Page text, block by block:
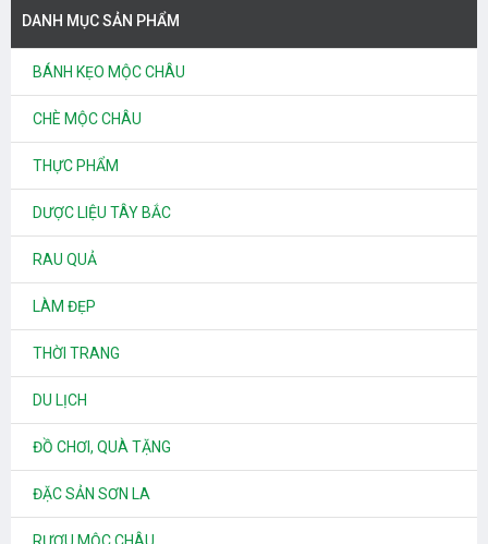
DANH MỤC SẢN PHẨM
BÁNH KẸO MỘC CHÂU
CHÈ MỘC CHÂU
THỰC PHẨM
DƯỢC LIỆU TÂY BẮC
RAU QUẢ
LÀM ĐẸP
THỜI TRANG
DU LỊCH
ĐỒ CHƠI, QUÀ TẶNG
ĐẶC SẢN SƠN LA